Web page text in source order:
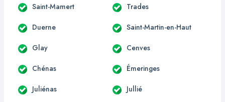
Saint-Mamert Trades
Duerne Saint-Martin-en-Haut
Glay Cenves
Chénas Émeringes
Juliénas Jullié